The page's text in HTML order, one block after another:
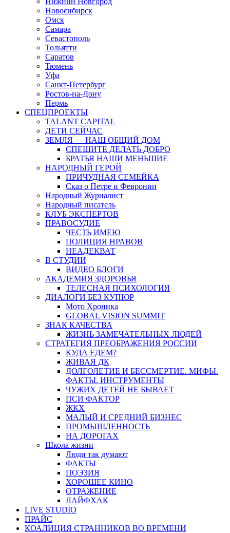
Новосибирск
Омск
Самара
Севастополь
Тольятти
Саратов
Тюмень
Уфа
Санкт-Петербург
Ростов-на-Дону
Пермь
СПЕЦПРОЕКТЫ
TALANT CAPITAL
ДЕТИ СЕЙЧАС
ЗЕМЛЯ — НАШ ОБЩИЙ ДОМ
СПЕШИТЕ ДЕЛАТЬ ДОБРО
БРАТЬЯ НАШИ МЕНЬШИЕ
НАРОДНЫЙ ГЕРОЙ
ПРИЧУДНАЯ СЕМЕЙКА
Сказ о Петре и Февронии
Народный Журналист
Народный писатель
КЛУБ ЭКСПЕРТОВ
ПРАВОСУДИЕ
ЧЕСТЬ ИМЕЮ
ПОЛИЦИЯ НРАВОВ
НЕАДЕКВАТ
В СТУДИИ
ВИДЕО БЛОГИ
АКАДЕМИЯ ЗДОРОВЬЯ
ТЕЛЕСНАЯ ПСИХОЛОГИЯ
ДИАЛОГИ БЕЗ КУПЮР
Мото Хроника
GLOBAL VISION SUMMIT
ЗНАК КАЧЕСТВА
ЖИЗНЬ ЗАМЕЧАТЕЛЬНЫХ ЛЮДЕЙ
СТРАТЕГИЯ ПРЕОБРАЖЕНИЯ РОССИИ
КУДА ЕДЕМ?
ЖИВАЯ ДК
ДОЛГОЛЕТИЕ И БЕССМЕРТИЕ. МИФЫ.
ФАКТЫ. ИНСТРУМЕНТЫ
ЧУЖИХ ДЕТЕЙ НЕ БЫВАЕТ
ПСИ ФАКТОР
ЖКХ
МАЛЫЙ И СРЕДНИЙ БИЗНЕС
ПРОМЫШЛЕННОСТЬ
НА ДОРОГАХ
Школа жизни
Люди так думают
ФАКТЫ
ПОЭЗИЯ
ХОРОШЕЕ КИНО
ОТРАЖЕНИЕ
ЛАЙФХАК
LIVE STUDIO
ПРАЙС
КОАЛИЦИЯ СТРАННИКОВ ВО ВРЕМЕНИ